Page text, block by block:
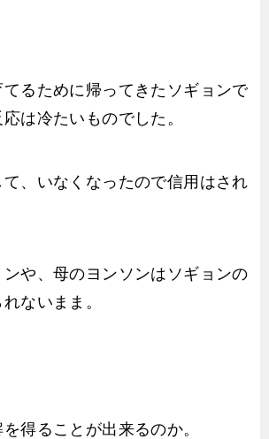
るために帰ってきたソギョンで
は冷たいものでした。
、いなくなったので信用はされ
や、母のヨンソンはソギョンの
ないまま。
得ることが出来るのか。